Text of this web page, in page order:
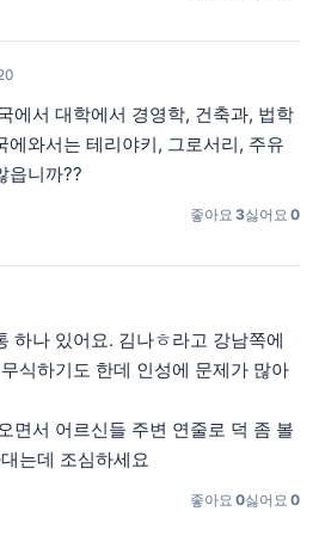
에서 대학에서 경영학, 건축과, 법학
에와서는 테리야키, 그로서리, 주유
읍니까??
좋아요 3싫어요 0
하나 있어요. 김나ㅎ라고 강남쪽에
식하기도 한데 인성에 문제가 많아
면서 어르신들 주변 연줄로 덕 좀 볼
는데 조심하세요
좋아요 0싫어요 0